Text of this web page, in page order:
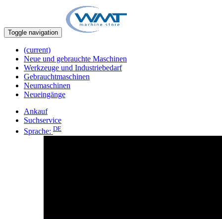
Toggle navigation
(current)
Neue und gebrauchte Maschinen
Werkzeuge und Industriebedarf
Gebrauchtmaschinen
Neumaschinen
Neueingänge
Ankauf
Suchservice
Sprache: DE